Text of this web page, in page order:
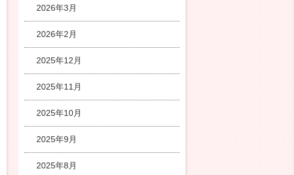
2026年3月
2026年2月
2025年12月
2025年11月
2025年10月
2025年9月
2025年8月